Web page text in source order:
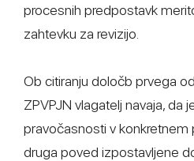
procesnih predpostavk
zahtevku za revizijo.
Ob citiranju določb prvega
ZPVPJN vlagatelj navaja, da
pravočasnosti v konkretnem
druga poved izpostavljene